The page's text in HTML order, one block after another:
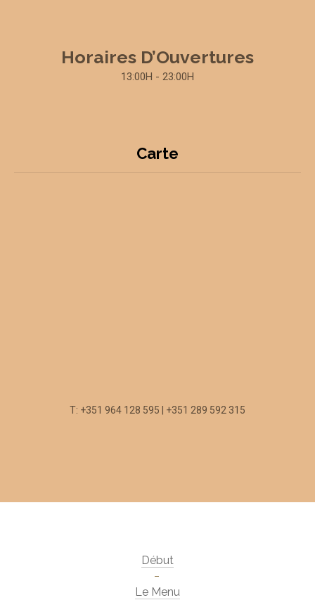
Horaires D’Ouvertures
13:00H - 23:00H
Carte
T: +351 964 128 595 | +351 289 592 315
Début
Le Menu